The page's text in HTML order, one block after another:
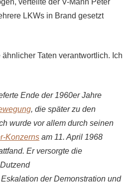
verteilte der V-Mann Peter
LKWs in Brand gesetzt
Taten verantwortlich. Ich
Ende der 1960er Jahre
, die später zu den
wurde vor allem durch seinen
Konzerns am 11. April 1968
Er versorgte die
der Demonstration und